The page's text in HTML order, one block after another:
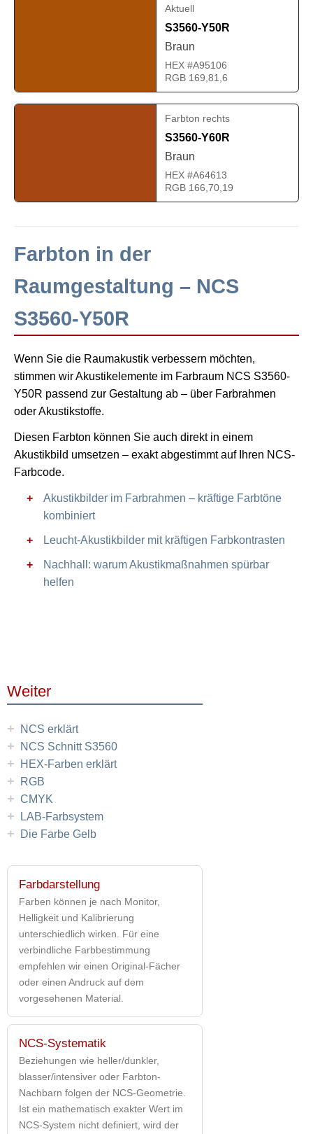
Aktuell
S3560-Y50R
Braun
HEX #A95106
RGB 169,81,6
Farbton rechts
S3560-Y60R
Braun
HEX #A64613
RGB 166,70,19
Farbton in der
Raumgestaltung – NCS
S3560-Y50R
Wenn Sie die Raumakustik verbessern möchten,
stimmen wir Akustikelemente im Farbraum NCS S3560-
Y50R passend zur Gestaltung ab – über Farbrahmen
oder Akustikstoffe.
Diesen Farbton können Sie auch direkt in einem
Akustikbild umsetzen – exakt abgestimmt auf Ihren NCS-
Farbcode.
Akustikbilder im Farbrahmen – kräftige Farbtöne
kombiniert
Leucht-Akustikbilder mit kräftigen Farbkontrasten
Nachhall: warum Akustikmaßnahmen spürbar
helfen
Weiter
+ NCS erklärt
+ NCS Schnitt S3560
+ HEX-Farben erklärt
+ RGB
+ CMYK
+ LAB-Farbsystem
+ Die Farbe Gelb
Farbdarstellung
Farben können je nach Monitor,
Helligkeit und Kalibrierung
unterschiedlich wirken. Für eine
verbindliche Farbbestimmung
empfehlen wir einen Original-Fächer
oder einen Andruck auf dem
vorgesehenen Material.
NCS-Systematik
Beziehungen wie heller/dunkler,
blasser/intensiver oder Farbton-
Nachbarn folgen der NCS-Geometrie.
Ist ein mathematisch exakter Wert im
NCS-System nicht definiert, wird der